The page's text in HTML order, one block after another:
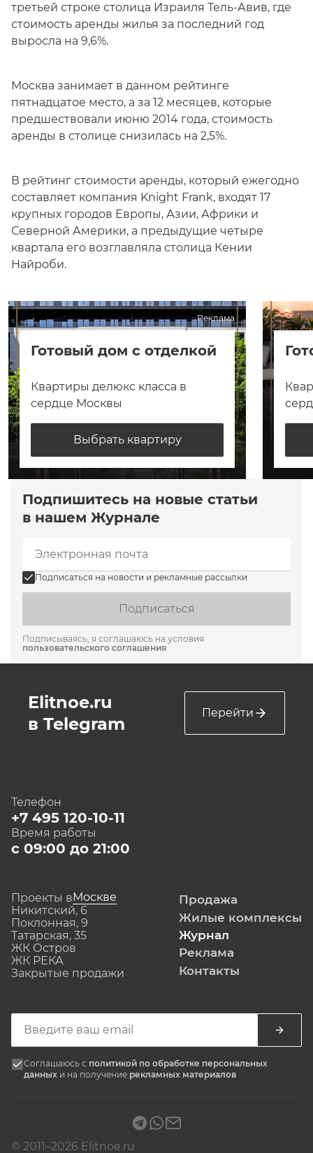
третьей строке столица Израиля Тель-Авив, где
стоимость аренды жилья за последний год
выросла на 9,6%.
Москва занимает в данном рейтинге
пятнадцатое место, а за 12 месяцев, которые
предшествовали июню 2014 года, стоимость
аренды в столице снизилась на 2,5%.
В рейтинг стоимости аренды, который ежегодно
составляет компания Knight Frank, входят 17
крупных городов Европы, Азии, Африки и
Северной Америки, а предыдущие четыре
квартала его возглавляла столица Кении
Найроби.
Реклама
Готовый дом с отделкой
Квартиры делюкс класса в
сердце Москвы
Выбрать квартиру
Подпишитесь на новые статьи
в нашем Журнале
Подписаться на новости и рекламные рассылки
Подписаться
Подписываясь, я соглашаюсь на условия
пользовательского соглашения
Elitnoe.ru
в Telegram
Перейти
Телефон
+7 495 120-10-11
Время работы
с 09:00 до 21:00
Проекты вМоскве
Никитский, 6
Поклонная, 9
Татарская, 35
ЖК Остров
ЖК РЕКА
Закрытые продажи
Продажа
Жилые комплексы
Журнал
Реклама
Контакты
Соглашаюсь с политикой по обработке персональных
данных и на получение рекламных материалов
© 2011–2026 Elitnoe.ru